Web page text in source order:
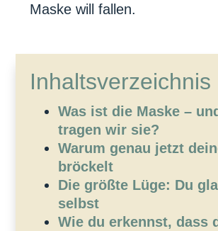
Maske will fallen.
Inhaltsverzeichnis
Was ist die Maske –
tragen wir sie?
Warum genau jetzt
bröckelt
Die größte Lüge: Du
selbst
Wie du erkennst, dass